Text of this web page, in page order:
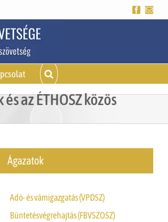
Facebook
az ÉTHOSZ közös
Ágazatok
Adó- és vámigazgatás (VPDSZ)
Büntetésvégrehajtás (FBVSZOSZ)